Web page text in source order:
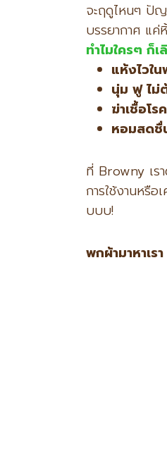
จะฤดูไหนๆ ปั
บรรยากาศ แค่
ทำไมใครๆ ก็
แห้งไวใ
นุ่ม ฟู ไม่
ฆ่าเชื้อโ
หอมสด
ที่ Browny เร
การใช้งานหรื
บบบ!
พกผ้ามาหาเร